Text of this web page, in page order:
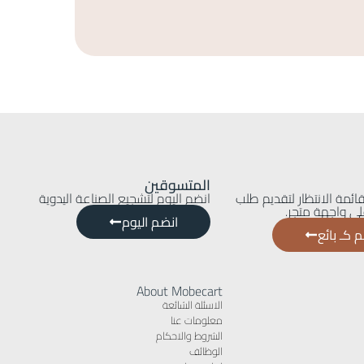
الانتظار لتقديم طلب
واجهة متجر.
كـ بائع
المتسوقين
انضم اليوم لتشجيع الصناعة اليدوية
انضم اليوم
About Mobecart
الاسئلة الشائعة
معلومات عنا
الشروط والاحكام
الوظائف